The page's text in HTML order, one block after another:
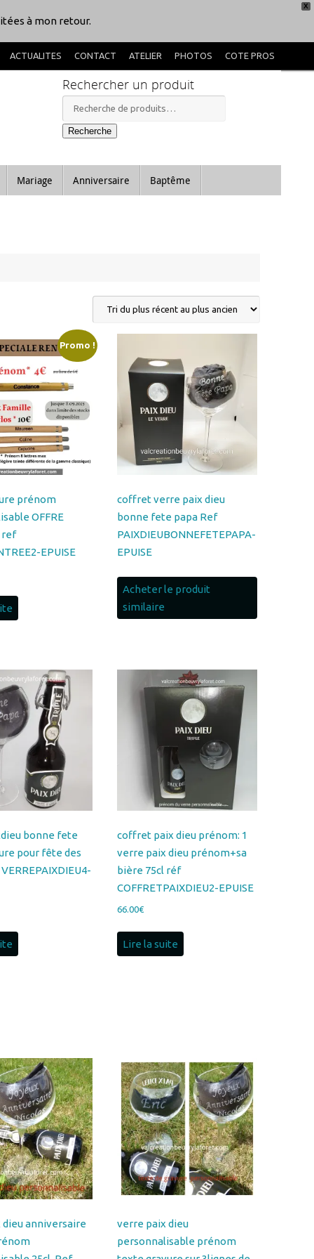
X
Rechercher un produit
Recherche
pour :
Recherche
Anniversaire
prénom
OFFRE
EPUISE
:
coffret verre paix dieu
bonne fete papa Ref
PAIXDIEUBONNEFETEPAPA-
EPUISE
Acheter le produit
bonne fete
pour fête des
coffret paix dieu prénom: 1
verre paix dieu prénom+sa
bière 75cl réf
COFFRETPAIXDIEU2-EPUISE
66.00€
dieu anniversaire
25cl, Ref
EPUISE
verre paix dieu
personnalisable prénom
texte gravure sur 3lignes de
10lettres Réf
VERREPAIXDIEU2-EPUISE